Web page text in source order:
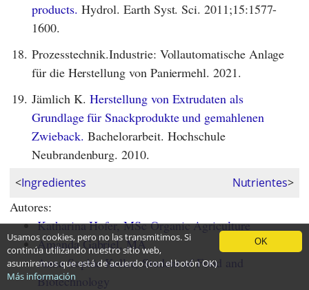
products. Hydrol. Earth Syst. Sci. 2011;15:1577-
1600.
18. Prozesstechnik.Industrie: Vollautomatische Anlage
für die Herstellung von Paniermehl. 2021.
19. Jämlich K.Herstellung von Extrudaten als
Grundlage für Snackprodukte und gemahlenen
Zwieback. Bachelorarbeit. Hochschule
Neubrandenburg. 2010.
<Ingredientes Nutrientes>
Autores:
Katharina Hofer, MSc Organic Agriculture
Amanda Gabriel, MA
Anna Sophie Koller, Student of Food and
Biotechnology
OK
Usamos cookies, pero no las transmitimos. Si
continúa utilizando nuestro sitio web,
asumiremos que está de acuerdo (con el botón OK)
Más información